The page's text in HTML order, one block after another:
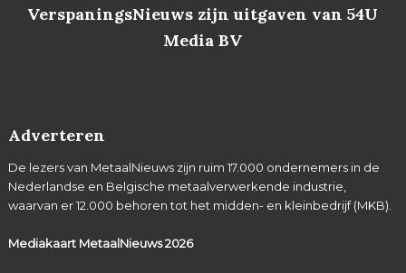
VerspaningsNieuws zijn uitgaven van 54U
Media BV
Adverteren
De lezers van MetaalNieuws zijn ruim 17.000 ondernemers in de
Nederlandse en Belgische metaalverwerkende industrie,
waarvan er 12.000 behoren tot het midden- en kleinbedrijf (MKB).
Mediakaart MetaalNieuws2026